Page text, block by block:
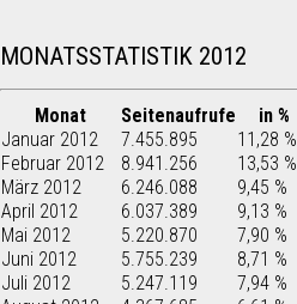
MONATSSTATISTIK 2012
Monat Seitenaufrufe in %
Januar 2012
7.455.895 11,28 %
Februar 2012
8.941.256 13,53 %
März 2012
6.246.088 9,45 %
April 2012
6.037.389 9,13 %
Mai 2012
5.220.870 7,90 %
Juni 2012
5.755.239 8,71 %
Juli 2012
5.247.119 7,94 %